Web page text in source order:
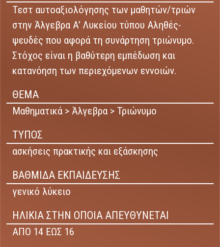
Τεστ αυτοαξιολόγησης των μαθητών/τριών
στην Άλγεβρα Α’ Λυκείου τύπου Αληθές-
ψευδές που αφορά τη συνάρτηση τριώνυμο.
Στόχος είναι η βαθύτερη εμπέδωση και
κατανόηση των περιεχόμενων εννοιών.
ΘΕΜΑ
Μαθηματικά > Άλγεβρα > Τριώνυμο
ΤΥΠΟΣ
ασκήσεις πρακτικής και εξάσκησης
ΒΑΘΜΙΔΑ ΕΚΠΑΙΔΕΥΣΗΣ
γενικό λύκειο
ΗΛΙΚΙΑ ΣΤΗΝ ΟΠΟΙΑ ΑΠΕΥΘΥΝΕΤΑΙ
ΑΠΟ 14 ΕΩΣ 16